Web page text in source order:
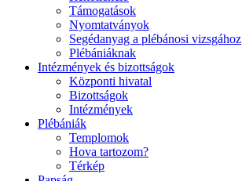
Támogatások
Nyomtatványok
Segédanyag a plébánosi vizsgához
Plébániáknak
Intézmények és bizottságok
Központi hivatal
Bizottságok
Intézmények
Plébániák
Templomok
Hova tartozom?
Térkép